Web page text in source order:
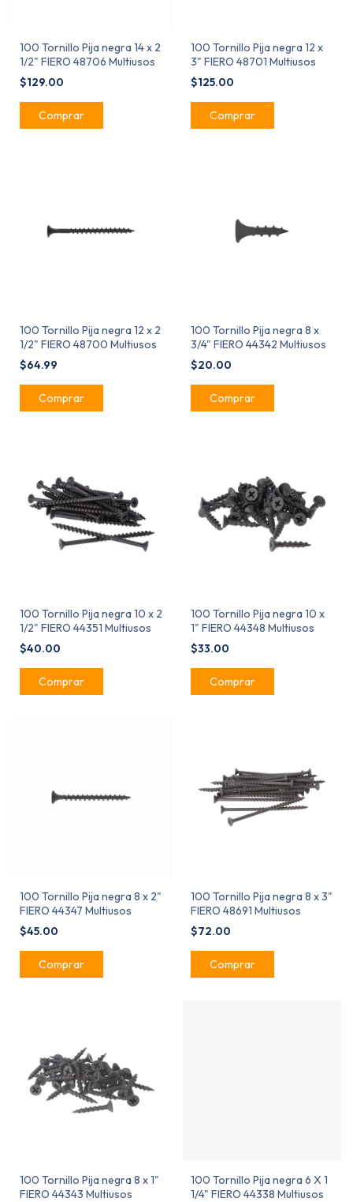
100 Tornillo Pija negra 14 x 2
1/2" FIERO 48706 Multiusos
$129.00
100 Tornillo Pija negra 12 x
3" FIERO 48701 Multiusos
$125.00
100 Tornillo Pija negra 12 x 2
1/2" FIERO 48700 Multiusos
$64.99
100 Tornillo Pija negra 8 x
3/4" FIERO 44342 Multiusos
$20.00
100 Tornillo Pija negra 10 x 2
1/2" FIERO 44351 Multiusos
$40.00
100 Tornillo Pija negra 10 x
1" FIERO 44348 Multiusos
$33.00
100 Tornillo Pija negra 8 x 2"
FIERO 44347 Multiusos
$45.00
100 Tornillo Pija negra 8 x 3"
FIERO 48691 Multiusos
$72.00
100 Tornillo Pija negra 8 x 1"
FIERO 44343 Multiusos
100 Tornillo Pija negra 6 X 1
1/4" FIERO 44338 Multiusos